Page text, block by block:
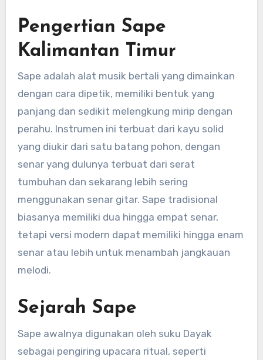
Pengertian Sape
Kalimantan Timur
Sape adalah alat musik bertali yang dimainkan
dengan cara dipetik, memiliki bentuk yang
panjang dan sedikit melengkung mirip dengan
perahu. Instrumen ini terbuat dari kayu solid
yang diukir dari satu batang pohon, dengan
senar yang dulunya terbuat dari serat
tumbuhan dan sekarang lebih sering
menggunakan senar gitar. Sape tradisional
biasanya memiliki dua hingga empat senar,
tetapi versi modern dapat memiliki hingga enam
senar atau lebih untuk menambah jangkauan
melodi.
Sejarah Sape
Sape awalnya digunakan oleh suku Dayak
sebagai pengiring upacara ritual, seperti